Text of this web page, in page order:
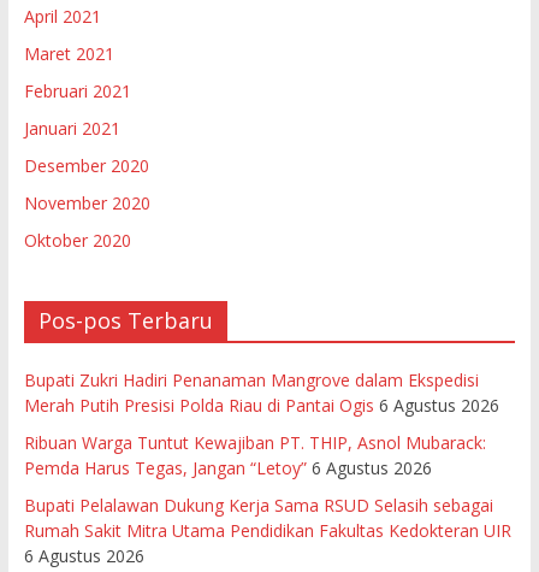
April 2021
Maret 2021
Februari 2021
Januari 2021
Desember 2020
November 2020
Oktober 2020
Pos-pos Terbaru
Bupati Zukri Hadiri Penanaman Mangrove dalam Ekspedisi
Merah Putih Presisi Polda Riau di Pantai Ogis 6 Agustus 2026
Ribuan Warga Tuntut Kewajiban PT. THIP, Asnol Mubarack:
Pemda Harus Tegas, Jangan “Letoy” 6 Agustus 2026
Bupati Pelalawan Dukung Kerja Sama RSUD Selasih sebagai
Rumah Sakit Mitra Utama Pendidikan Fakultas Kedokteran UIR
6 Agustus 2026